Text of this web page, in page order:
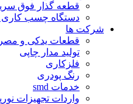
قطعه گذار فوق
دستگاه چسب کاری
شرکت ها
قطعات یدکی و
تولید مدار چاپی
فلزکاری
رنگ پودری
خدمات smd
واردات تجهیزات